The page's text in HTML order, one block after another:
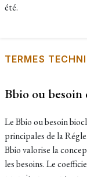
été.
TERMES
Bbio ou
Le Bbio ou besoin
principales de la
Bbio valorise la
les besoins. Le